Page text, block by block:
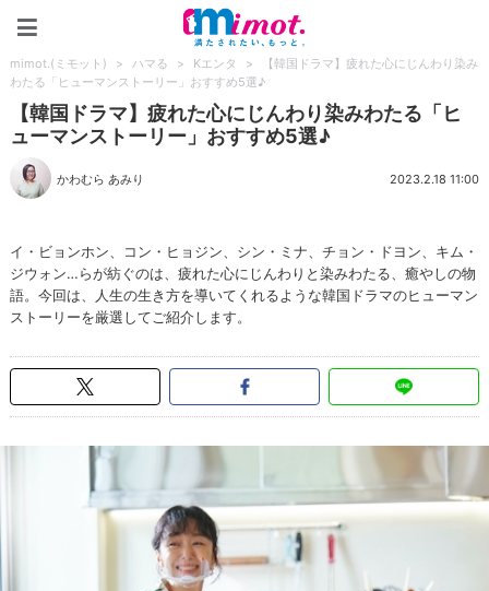
mimot.(ミモット) > ハマる > Kエンタ >
【韓国ドラマ】疲れた心にじんわり染み
わたる「ヒューマンストーリー」おすすめ5選♪
【韓国ドラマ】疲れた心にじんわり染みわたる「ヒ
ューマンストーリー」おすすめ5選♪
かわむら あみり 2023.2.18 11:00
イ・ビョンホン、コン・ヒョジン、シン・ミナ、チョン・ドヨン、キム・
ジウォン…らが紡ぐのは、疲れた心にじんわりと染みわたる、癒やしの物
語。今回は、人生の生き方を導いてくれるような韓国ドラマのヒューマン
ストーリーを厳選してご紹介します。